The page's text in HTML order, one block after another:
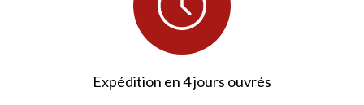
Expédition en 4 jours ouvrés